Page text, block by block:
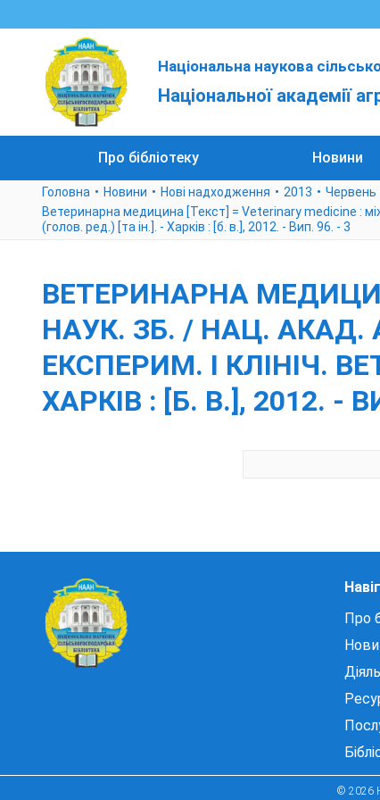
Національна наукова
Національної академії
Про бібліотеку Новини
Головна Новини Нові надходження 2013
Червень
Ветеринарна медицина [Текст] = Veterinary medicine :
(голов. ред.) [та ін.]. - Харків : [б. в.], 2012. - Вип. 96. - 3
ВЕТЕРИНАРНА
НАУК. ЗБ. / НАЦ. АКАД.
ЕКСПЕРИМ. І КЛІНІЧ.
ХАРКІВ : [Б. В.], 2012. -
Про
© 2026